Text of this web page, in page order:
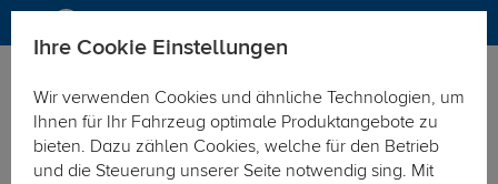
MODELÜBERSICHT
PKW-Kupplungskonfigurator
Ihre Cookie Einstellungen
Wir verwenden Cookies und ähnliche Technologien, um
Ihnen für Ihr Fahrzeug optimale Produktangebote zu
bieten. Dazu zählen Cookies, welche für den Betrieb
und die Steuerung unserer Seite notwendig sing. Mit